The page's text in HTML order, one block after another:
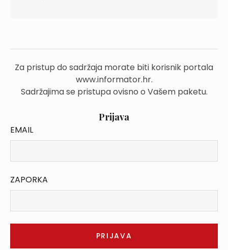
Za pristup do sadržaja morate biti korisnik portala
www.informator.hr.
Sadržajima se pristupa ovisno o Vašem paketu.
Prijava
EMAIL
ZAPORKA